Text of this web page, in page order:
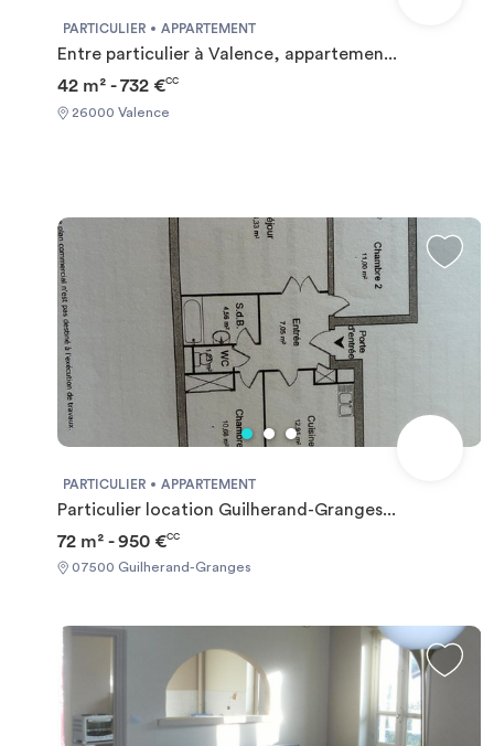
PARTICULIER APPARTEMENT
Entre particulier à Valence, appartemen...
42 m² - 732 €CC
26000 Valence
PARTICULIER APPARTEMENT
Particulier location Guilherand-Granges...
72 m² - 950 €CC
07500 Guilherand-Granges